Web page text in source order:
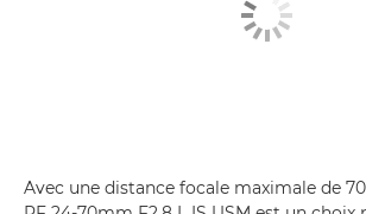
Avec une distance focale maximale de